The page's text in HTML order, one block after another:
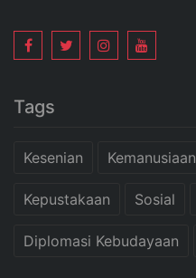
Tags
Kesenian Kemanusiaan
Kepustakaan Sosial
Diplomasi Kebudayaan